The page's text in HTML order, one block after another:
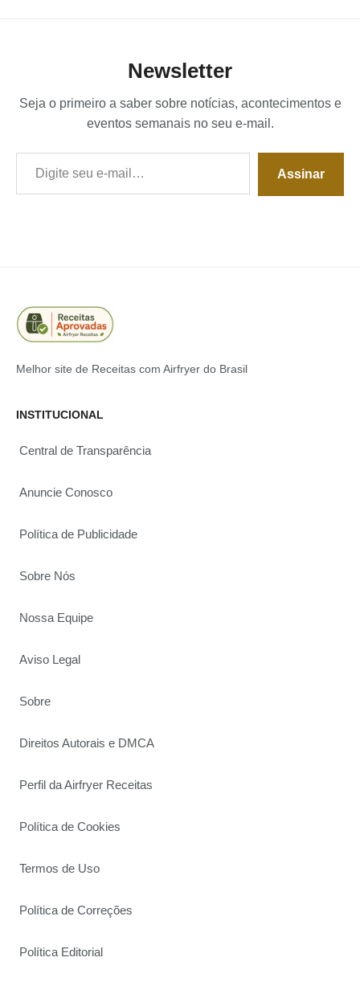
Newsletter
Seja o primeiro a saber sobre notícias, acontecimentos e
eventos semanais no seu e-mail.
Digite seu e-mail…
Assinar
Melhor site de Receitas com Airfryer do Brasil
INSTITUCIONAL
Central de Transparência
Anuncie Conosco
Política de Publicidade
Sobre Nós
Nossa Equipe
Aviso Legal
Sobre
Direitos Autorais e DMCA
Perfil da Airfryer Receitas
Política de Cookies
Termos de Uso
Política de Correções
Política Editorial